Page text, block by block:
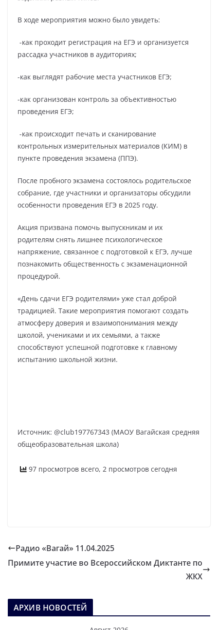
В ходе мероприятия можно было увидеть:
-как проходит регистрация на ЕГЭ и организуется
рассадка участников в аудиториях;
-как выглядят рабочие места участников ЕГЭ;
-как организован контроль за объективностью
проведения ЕГЭ;
-как происходит печать и сканирование
контрольных измерительных материалов (КИМ) в
пункте проведения экзамена (ППЭ).
После пробного экзамена состоялось родительское
собрание, где участники и организаторы обсудили
особенности проведения ЕГЭ в 2025 году.
Акция призвана помочь выпускникам и их
родителям снять лишнее психологическое
напряжение, связанное с подготовкой к ЕГЭ, лучше
познакомить общественность с экзаменационной
процедурой.
«День сдачи ЕГЭ родителями» уже стал доброй
традицией. Такие мероприятия помогают создать
атмосферу доверия и взаимопонимания между
школой, учениками и их семьями, а также
способствуют успешной подготовке к главному
испытанию школьной жизни.
Источник: @club197767343 (МАОУ Вагайская средняя
общеобразовательная школа)
97 просмотров всего, 2 просмотров сегодня
Радио «Вагай» 11.04.2025
Примите участие во Всероссийском Диктанте по
ЖКХ
АРХИВ НОВОСТЕЙ